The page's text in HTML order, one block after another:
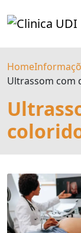
Home
Ultrassom com